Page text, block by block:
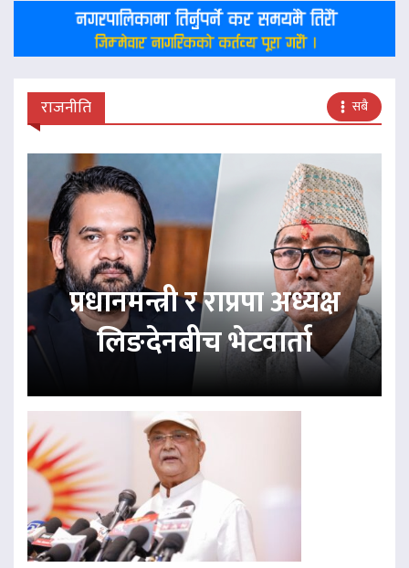
राजनीति सबै
प्रधानमन्त्री र राप्रपा अध्यक्ष
लिङदेनबीच भेटवार्ता